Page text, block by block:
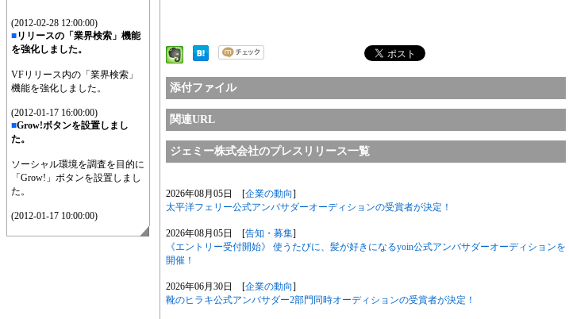
(2012-02-28 12:00:00)
■リリースの「業界検索」機能
を強化しました。
VFリリース内の「業界検索」
機能を強化しました。
(2012-01-17 16:00:00)
■Grow!ボタンを設置しまし
た。
ソーシャル環境を調査を目的に
「Grow!」ボタンを設置しまし
た。
(2012-01-17 10:00:00)
添付ファイル
関連URL
ジェミー株式会社のプレスリリース一覧
2026年08月05日 [企業の動向]
太平洋フェリー公式アンバサダーオーディションの受賞者が決定！
2026年08月05日 [告知・募集]
《エントリー受付開始》 使うたびに、髪が好きになるyoin公式アンバサダーオーディションを
開催！
2026年06月30日 [企業の動向]
靴のヒラキ公式アンバサダー2部門同時オーディションの受賞者が決定！